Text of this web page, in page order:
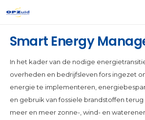
Smart Energy
In het kader van de nodige
overheden en bedrijfsleven fors ingezet
energie te implementeren,
en gebruik van fossiele brandstoffen terug
meer en meer zonne-, wind- en